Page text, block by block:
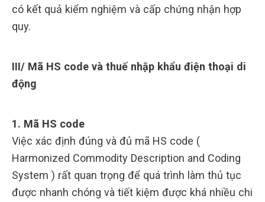
có kết quả kiểm nghiệm và cấp chứng nhận hợp
quy.
III/ Mã HS code và thuế nhập khẩu điện thoại di
động
1. Mã HS code
Việc xác định đúng và đủ mã HS code (
Harmonized Commodity Description and Coding
System ) rất quan trọng để quá trình làm thủ tục
được nhanh chóng và tiết kiệm được khá nhiều chi